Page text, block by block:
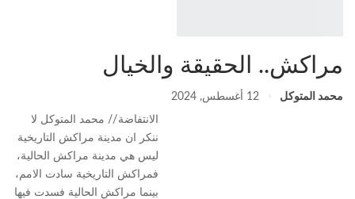
مراكش.. الحقيقة والخيال
محمد المتوكل 12 أغسطس, 2024
الانتفاضة // محمد المتوكل لا
ننكر ان مدينة مراكش التاريخية
ليس هي مدينة مراكش الحالية،
فمراكش التاريخية سادت الامم،
بينما مراكش الحالية فسدت فيها